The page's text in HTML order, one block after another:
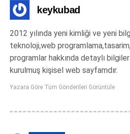
keykubad
2012 yılında yeni kimliği ve yeni
teknoloji,web
programlar hakkında detaylı
kurulmuş kişisel web sayfamdır.
Yazara Göre Tüm Gönderileri Görüntüle